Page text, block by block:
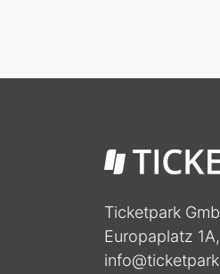
Ticketpark
Europaplatz